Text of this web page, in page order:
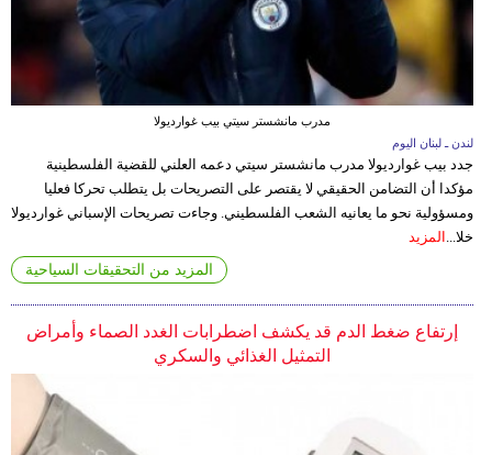
مدرب مانشستر سيتي بيب غوارديولا
لندن ـ لبنان اليوم
جدد بيب غوارديولا مدرب مانشستر سيتي دعمه العلني للقضية الفلسطينية
مؤكدا أن التضامن الحقيقي لا يقتصر على التصريحات بل يتطلب تحركا فعليا
ومسؤولية نحو ما يعانيه الشعب الفلسطيني. وجاءت تصريحات الإسباني غوارديولا
خلا... المزيد
المزيد من التحقيقات السياحية
إرتفاع ضغط الدم قد يكشف اضطرابات الغدد الصماء وأمراض
التمثيل الغذائي والسكري